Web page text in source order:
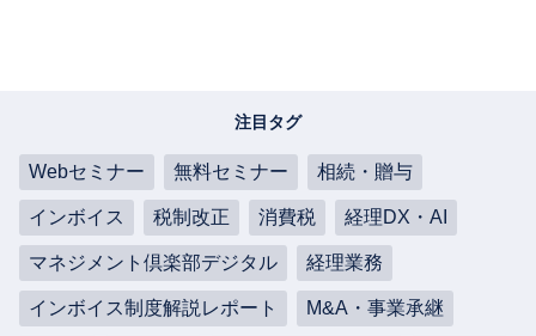
注目タグ
Webセミナー 無料セミナー 相続・贈与
インボイス 税制改正 消費税 経理DX・AI
マネジメント倶楽部デジタル 経理業務
インボイス制度解説レポート M&A・事業承継